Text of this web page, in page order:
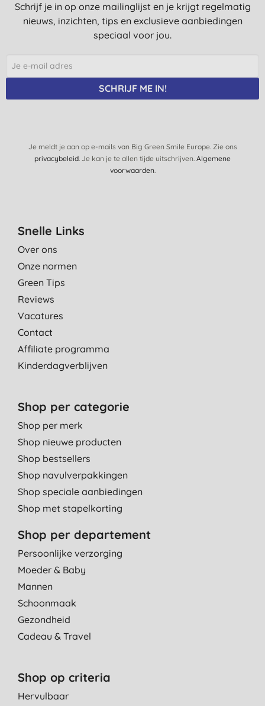
Schrijf je in op onze mailinglijst en je krijgt regelmatig
nieuws, inzichten, tips en exclusieve aanbiedingen
speciaal voor jou.
SCHRIJF ME IN!
Je meldt je aan op e-mails van Big Green Smile Europe. Zie ons
privacybeleid. Je kan je te allen tijde uitschrijven. Algemene
voorwaarden.
Snelle Links
Over ons
Onze normen
Green Tips
Reviews
Vacatures
Contact
Affiliate programma
Kinderdagverblijven
Shop per categorie
Shop per merk
Shop nieuwe producten
Shop bestsellers
Shop navulverpakkingen
Shop speciale aanbiedingen
Shop met stapelkorting
Shop per departement
Persoonlijke verzorging
Moeder & Baby
Mannen
Schoonmaak
Gezondheid
Cadeau & Travel
Shop op criteria
Hervulbaar